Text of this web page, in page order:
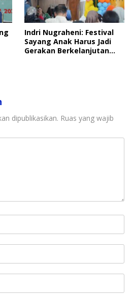
Indri Nugraheni: Festival
Sayang Anak Harus Jadi
Gerakan Berkelanjutan
dipublikasikan. Ruas yang wajib